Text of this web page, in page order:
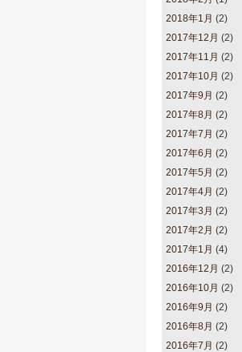
2018年1月 (2)
2017年12月 (2)
2017年11月 (2)
2017年10月 (2)
2017年9月 (2)
2017年8月 (2)
2017年7月 (2)
2017年6月 (2)
2017年5月 (2)
2017年4月 (2)
2017年3月 (2)
2017年2月 (2)
2017年1月 (4)
2016年12月 (2)
2016年10月 (2)
2016年9月 (2)
2016年8月 (2)
2016年7月 (2)